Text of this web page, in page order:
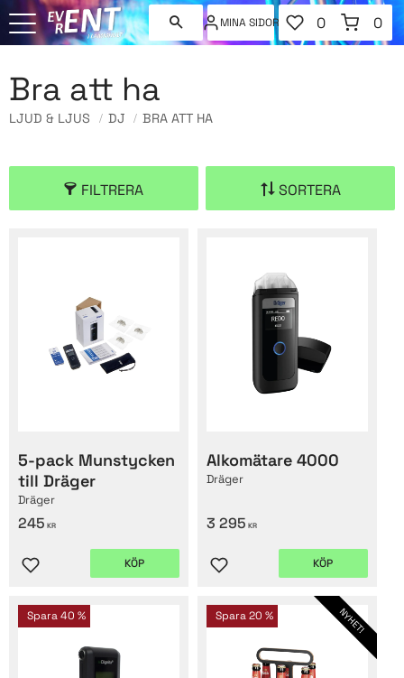
MINA SIDOR
FAVORITER
ANTAL
0
KUNDVAGN
0
Bra att ha
LJUD & LJUS DJ BRA ATT HA
FILTRERA SORTERA
5-pack Munstycken
till Dräger
Dräger
245 KR
Lägg till i favoriter
KÖP
Alkomätare 4000
Dräger
3 295 KR
Lägg till i favoriter
KÖP
Spara40 % Spara20 % NYHET!